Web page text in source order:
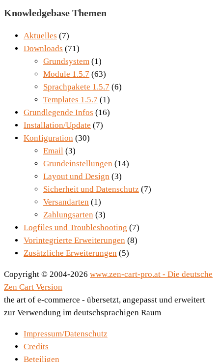
Knowledgebase Themen
Aktuelles (7)
Downloads (71)
Grundsystem (1)
Module 1.5.7 (63)
Sprachpakete 1.5.7 (6)
Templates 1.5.7 (1)
Grundlegende Infos (16)
Installation/Update (7)
Konfiguration (30)
Email (3)
Grundeinstellungen (14)
Layout und Design (3)
Sicherheit und Datenschutz (7)
Versandarten (1)
Zahlungsarten (3)
Logfiles und Troubleshooting (7)
Vorintegrierte Erweiterungen (8)
Zusätzliche Erweiterungen (5)
Copyright © 2004-2026 www.zen-cart-pro.at - Die deutsche
Zen Cart Version
the art of e-commerce - übersetzt, angepasst und erweitert
zur Verwendung im deutschsprachigen Raum
Impressum/Datenschutz
Credits
Beteiligen